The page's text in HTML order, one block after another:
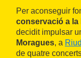
Per aconseguir
conservació a la
decidit impulsar
Moragues, a
de quatre